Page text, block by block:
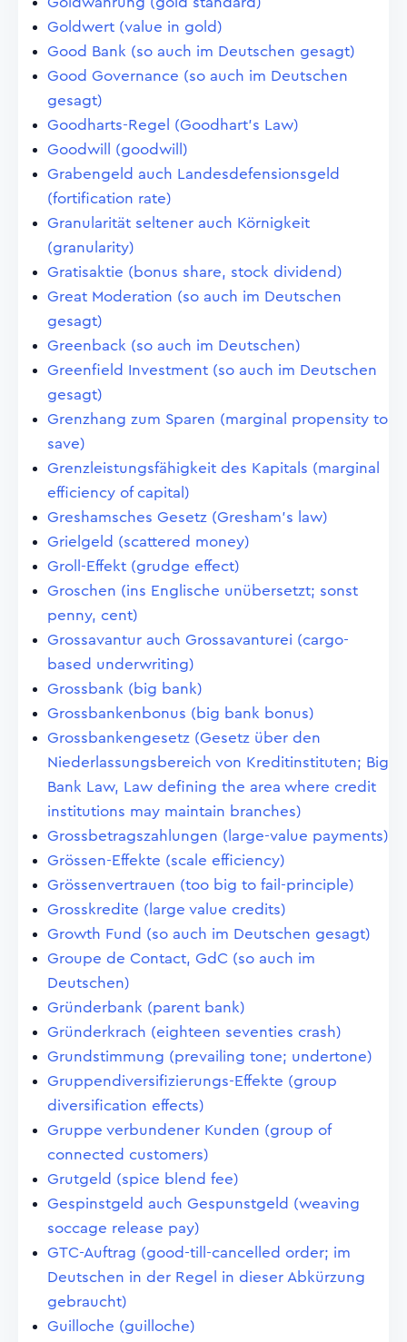
Goldwert (value in gold)
Good Bank (so auch im Deutschen gesagt)
Good Governance (so auch im Deutschen
gesagt)
Goodharts-Regel (Goodhart's Law)
Goodwill (goodwill)
Grabengeld auch Landesdefensionsgeld
(fortification rate)
Granularität seltener auch Körnigkeit
(granularity)
Gratisaktie (bonus share, stock dividend)
Great Moderation (so auch im Deutschen
gesagt)
Greenback (so auch im Deutschen)
Greenfield Investment (so auch im Deutschen
gesagt)
Grenzhang zum Sparen (marginal propensity to
save)
Grenzleistungsfähigkeit des Kapitals (marginal
efficiency of capital)
Greshamsches Gesetz (Gresham's law)
Grielgeld (scattered money)
Groll-Effekt (grudge effect)
Groschen (ins Englische unübersetzt; sonst
penny, cent)
Grossavantur auch Grossavanturei (cargo-
based underwriting)
Grossbank (big bank)
Grossbankenbonus (big bank bonus)
Grossbankengesetz (Gesetz über den
Niederlassungsbereich von Kreditinstituten; Big
Bank Law, Law defining the area where credit
institutions may maintain branches)
Grossbetragszahlungen (large-value payments)
Grössen-Effekte (scale efficiency)
Grössenvertrauen (too big to fail-principle)
Grosskredite (large value credits)
Growth Fund (so auch im Deutschen gesagt)
Groupe de Contact, GdC (so auch im
Deutschen)
Gründerbank (parent bank)
Gründerkrach (eighteen seventies crash)
Grundstimmung (prevailing tone; undertone)
Gruppendiversifizierungs-Effekte (group
diversification effects)
Gruppe verbundener Kunden (group of
connected customers)
Grutgeld (spice blend fee)
Gespinstgeld auch Gespunstgeld (weaving
soccage release pay)
GTC-Auftrag (good-till-cancelled order; im
Deutschen in der Regel in dieser Abkürzung
gebraucht)
Guilloche (guilloche)